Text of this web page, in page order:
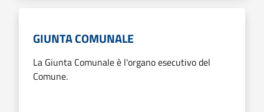
GIUNTA COMUNALE
La Giunta Comunale è l'organo esecutivo del
Comune.